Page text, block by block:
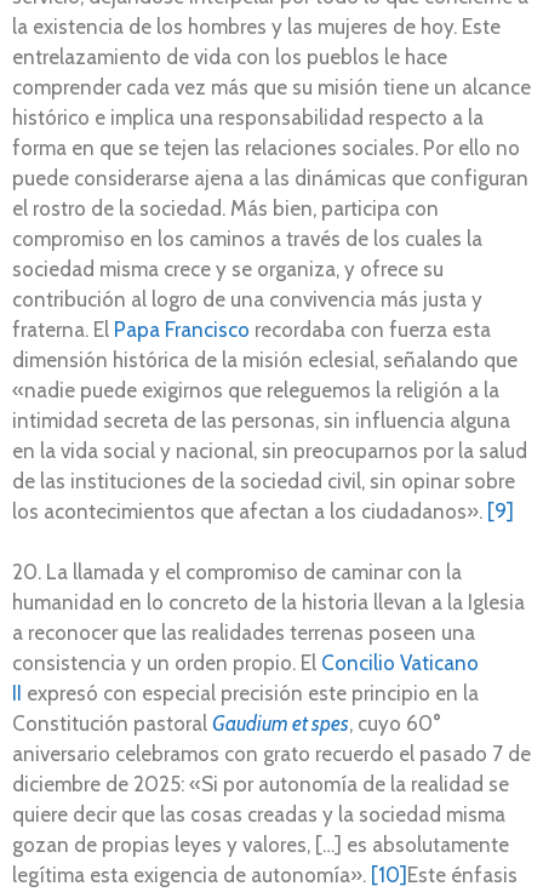
la existencia de los hombres y las mujeres de hoy. Este
entrelazamiento de vida con los pueblos le hace
comprender cada vez más que su misión tiene un alcance
histórico e implica una responsabilidad respecto a la
forma en que se tejen las relaciones sociales. Por ello no
puede considerarse ajena a las dinámicas que configuran
el rostro de la sociedad. Más bien, participa con
compromiso en los caminos a través de los cuales la
sociedad misma crece y se organiza, y ofrece su
contribución al logro de una convivencia más justa y
fraterna. El Papa Francisco recordaba con fuerza esta
dimensión histórica de la misión eclesial, señalando que
«nadie puede exigirnos que releguemos la religión a la
intimidad secreta de las personas, sin influencia alguna
en la vida social y nacional, sin preocuparnos por la salud
de las instituciones de la sociedad civil, sin opinar sobre
los acontecimientos que afectan a los ciudadanos». [9]
20. La llamada y el compromiso de caminar con la
humanidad en lo concreto de la historia llevan a la Iglesia
a reconocer que las realidades terrenas poseen una
consistencia y un orden propio. El Concilio Vaticano
expresó con especial precisión este principio en la
Constitución pastoral Gaudium et spes, cuyo 60°
aniversario celebramos con grato recuerdo el pasado 7 de
diciembre de 2025: «Si por autonomía de la realidad se
quiere decir que las cosas creadas y la sociedad misma
gozan de propias leyes y valores, […] es absolutamente
legítima esta exigencia de autonomía». [10] Este énfasis